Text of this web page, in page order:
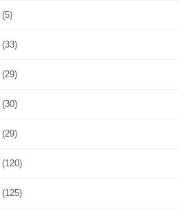
(5)
(33)
(29)
(30)
(29)
(120)
(125)